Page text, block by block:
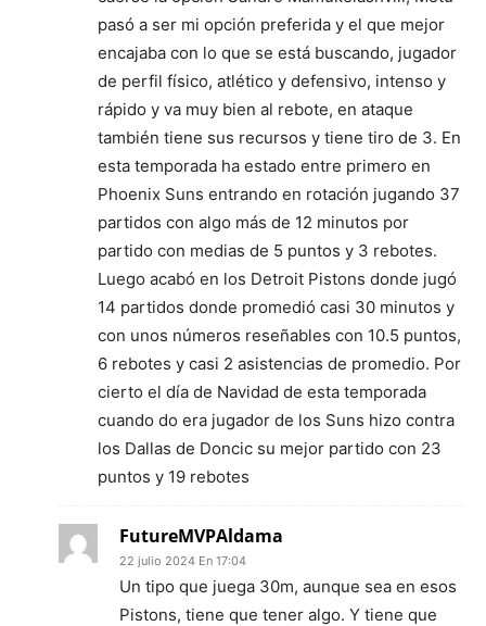
pasó a ser mi opción preferida y el que mejor
encajaba con lo que se está buscando, jugador
de perfil físico, atlético y defensivo, intenso y
rápido y va muy bien al rebote, en ataque
también tiene sus recursos y tiene tiro de 3. En
esta temporada ha estado entre primero en
Phoenix Suns entrando en rotación jugando 37
partidos con algo más de 12 minutos por
partido con medias de 5 puntos y 3 rebotes.
Luego acabó en los Detroit Pistons donde jugó
14 partidos donde promedió casi 30 minutos y
con unos números reseñables con 10.5 puntos,
6 rebotes y casi 2 asistencias de promedio. Por
cierto el día de Navidad de esta temporada
cuando do era jugador de los Suns hizo contra
los Dallas de Doncic su mejor partido con 23
puntos y 19 rebotes
FutureMVPAldama
22 julio 2024 En 17:04
Un tipo que juega 30m, aunque sea en esos
Pistons, tiene que tener algo. Y tiene que